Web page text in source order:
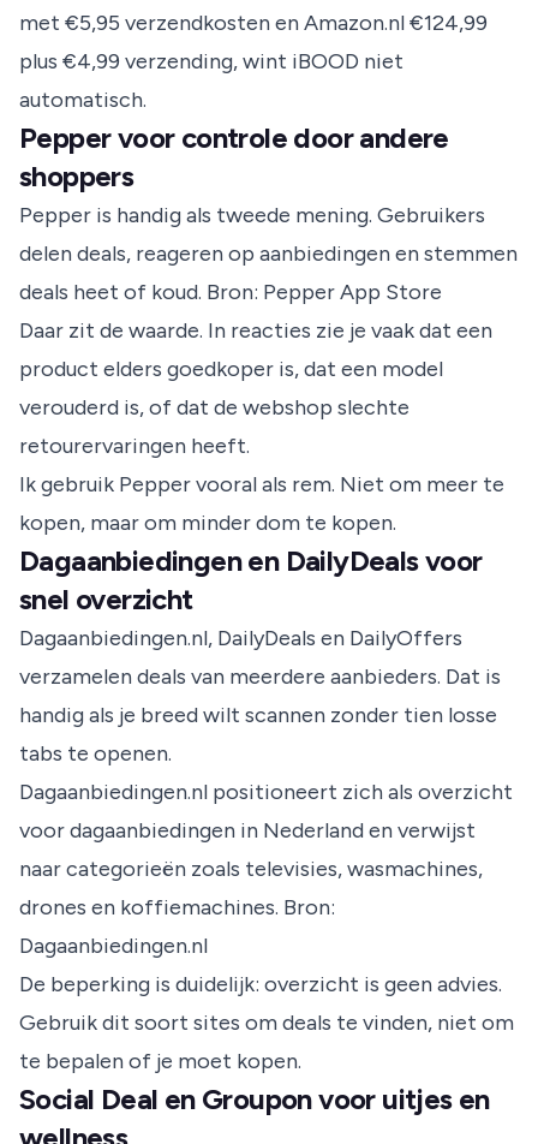
met €5,95 verzendkosten en Amazon.nl €124,99
plus €4,99 verzending, wint iBOOD niet
automatisch.
Pepper voor controle door andere
shoppers
Pepper is handig als tweede mening. Gebruikers
delen deals, reageren op aanbiedingen en stemmen
deals heet of koud. Bron: Pepper App Store
Daar zit de waarde. In reacties zie je vaak dat een
product elders goedkoper is, dat een model
verouderd is, of dat de webshop slechte
retourervaringen heeft.
Ik gebruik Pepper vooral als rem. Niet om meer te
kopen, maar om minder dom te kopen.
Dagaanbiedingen en DailyDeals voor
snel overzicht
Dagaanbiedingen.nl, DailyDeals en DailyOffers
verzamelen deals van meerdere aanbieders. Dat is
handig als je breed wilt scannen zonder tien losse
tabs te openen.
Dagaanbiedingen.nl positioneert zich als overzicht
voor dagaanbiedingen in Nederland en verwijst
naar categorieën zoals televisies, wasmachines,
drones en koffiemachines. Bron:
Dagaanbiedingen.nl
De beperking is duidelijk: overzicht is geen advies.
Gebruik dit soort sites om deals te vinden, niet om
te bepalen of je moet kopen.
Social Deal en Groupon voor uitjes en